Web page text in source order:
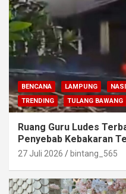
BENCANA LAMPUNG
TRENDING
TULANG BAWANG
Ruang Guru Ludes
Penyebab Kebakaran
27 Juli 2026 bintang_565